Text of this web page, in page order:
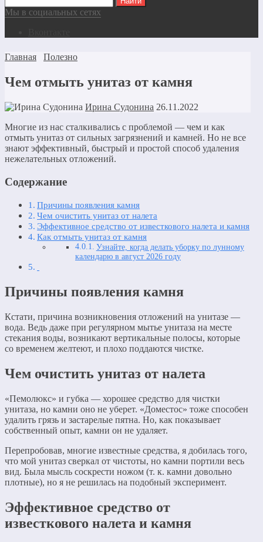
Мы в социальных сетях
Главная Полезно
Чем отмыть унитаз от камня
Ирина Судонина 26.11.2022
Многие из нас сталкивались с проблемой — чем и как
отмыть унитаз от сильных загрязнений и камней. Но не все
знают эффективный, быстрый и простой способ удаления
нежелательных отложений.
Содержание
Причины появления камня
Чем очистить унитаз от налета
Эффективное средство от известкового налета и камня
Как отмыть унитаз от камня
Узнайте, когда делать уборку по лунному
календарю в август 2026 году
Причины появления камня
Кстати, причина возникновения отложений на унитазе —
вода. Ведь даже при регулярном мытье унитаза на месте
стекания воды, возникают вертикальные полосы, которые
со временем желтеют, и плохо поддаются чистке.
Чем очистить унитаз от налета
«Пемолюкс» и губка — хорошее средство для чистки
унитаза, но камни оно не уберет. «Доместос» тоже способен
удалить грязь и застарелые пятна. Но, как показывает
собственный опыт, камни он не удаляет.
Перепробовав, многие известные средства, я добилась того,
что мой унитаз сверкал от чистоты, но камни портили весь
вид. Была мысль соскрести ножом (т. к. камни довольно
плотные), но я не решилась на подобный эксперимент.
Эффективное средство от
известкового налета и камня